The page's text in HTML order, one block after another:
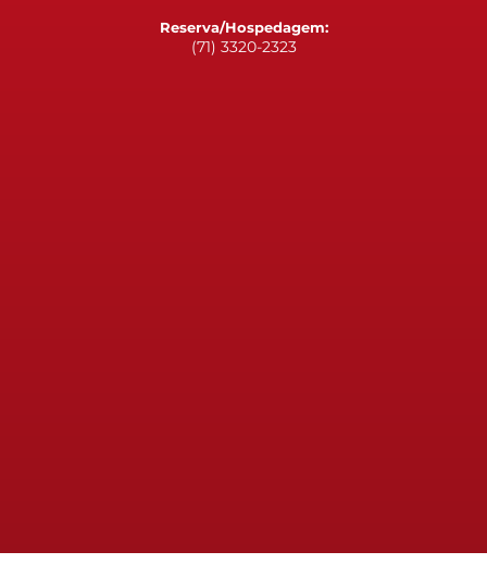
Reserva/Hospedagem:
(71) 3320-2323